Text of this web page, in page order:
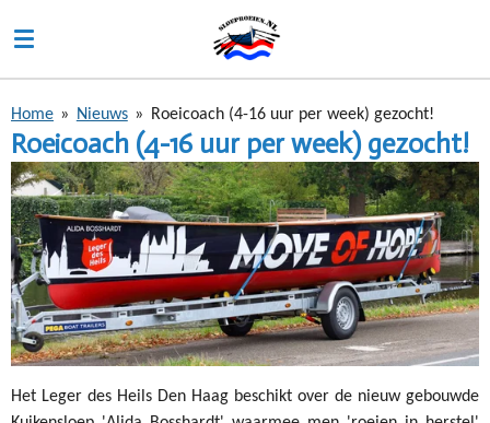
direct
naar
hoofdinhoud
Home » Nieuws » Roeicoach (4-16 uur per week) gezocht!
Roeicoach (4-16 uur per week) gezocht!
Het Leger des Heils Den Haag beschikt over de nieuw gebouwde